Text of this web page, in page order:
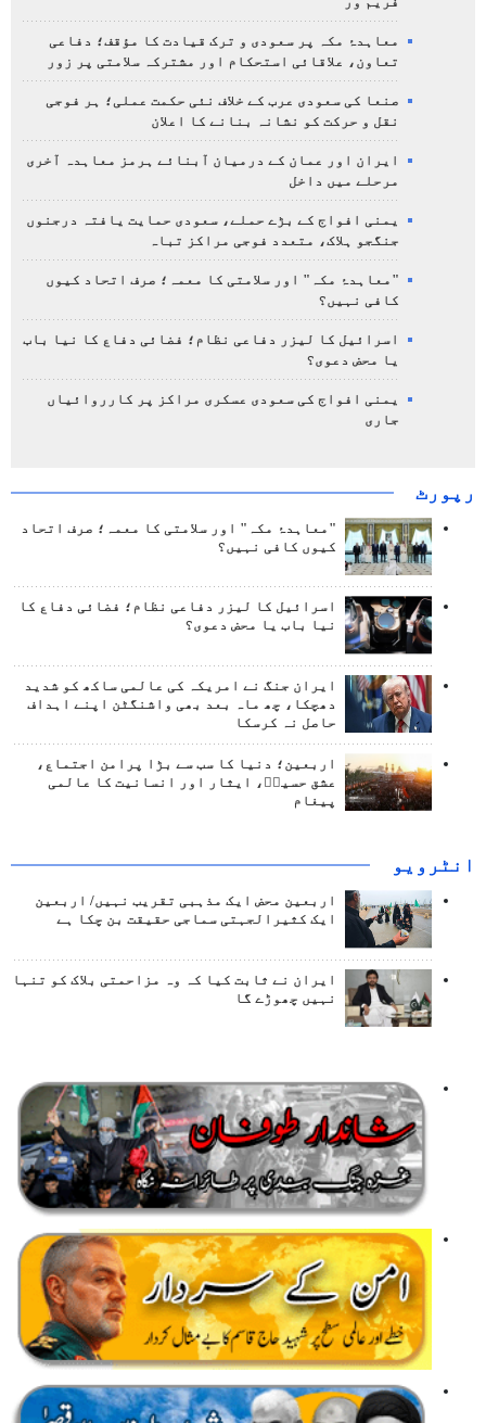
معاہدۂ مکہ پر سعودی و ترک قیادت کا مؤقف؛ دفاعی
تعاون، علاقائی استحکام اور مشترکہ سلامتی پر زور
صنعا کی سعودی عرب کے خلاف نئی حکمت عملی؛ ہر فوجی
نقل و حرکت کو نشانہ بنانے کا اعلان
ایران اور عمان کے درمیان آبنائے ہرمز معاہدہ آخری
مرحلے میں داخل
یمنی افواج کے بڑے حملے، سعودی حمایت یافتہ درجنوں
جنگجو ہلاک، متعدد فوجی مراکز تباہ
"معاہدۂ مکہ" اور سلامتی کا معمہ؛ صرف اتحاد کیوں
کافی نہیں؟
اسرائیل کا لیزر دفاعی نظام؛ فضائی دفاع کا نیا باب
یا محض دعوی؟
یمنی افواج کی سعودی عسکری مراکز پر کارروائیاں
جاری
رپورٹ
"معاہدۂ مکہ" اور سلامتی کا معمہ؛ صرف اتحاد
کیوں کافی نہیں؟
اسرائیل کا لیزر دفاعی نظام؛ فضائی دفاع کا
نیا باب یا محض دعوی؟
ایران جنگ نے امریکہ کی عالمی ساکھ کو شدید
دھچکا، چھ ماہ بعد بھی واشنگٹن اپنے اہداف
حاصل نہ کرسکا
اربعین؛ دنیا کا سب سے بڑا پرامن اجتماع،
عشق حسینؑ، ایثار اور انسانیت کا عالمی
پیغام
انٹرويو
اربعین محض ایک مذہبی تقریب نہیں/ اربعین
ایک کثیرالجہتی سماجی حقیقت بن چکا ہے
ایران نے ثابت کیا کہ وہ مزاحمتی بلاک کو تنہا
نہیں چھوڑے گا